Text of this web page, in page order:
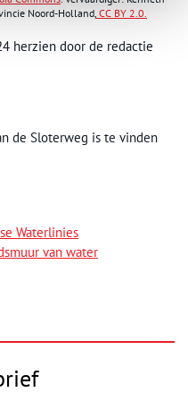
Noord-Holland,CC BY 2.0.
herzien door de redactie
de Sloterweg is te vinden
Waterlinies
van water